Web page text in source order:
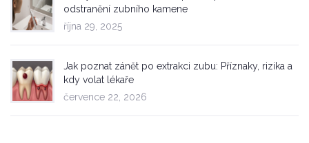
odstranění zubního kamene
října 29, 2025
Jak poznat zánět po extrakci zubu: Příznaky, rizika a
kdy volat lékaře
července 22, 2026